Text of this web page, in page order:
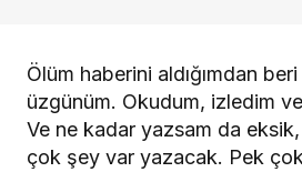
Ölüm haberini aldığımdan
üzgünüm. Okudum, izledim
Ve ne kadar yazsam da
çok şey var yazacak. Pek